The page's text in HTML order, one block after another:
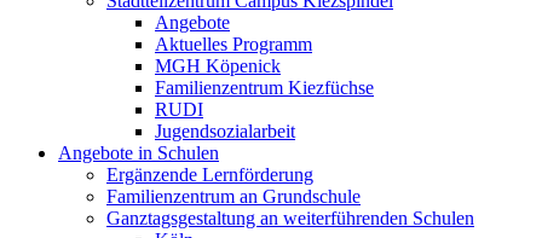
Angebote
Aktuelles Programm
MGH Köpenick
Familienzentrum Kiezfüchse
RUDI
Jugendsozialarbeit
Angebote in Schulen
Ergänzende Lernförderung
Familienzentrum an Grundschule
Ganztagsgestaltung an weiterführenden Schulen